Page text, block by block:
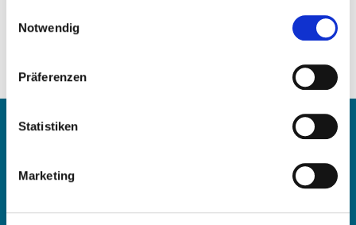
Notwendig
Präferenzen
Statistiken
Marketing
Vergleichsnummern:
366 180 11 65
Kontakt
OE Germany GmbH
73730 Esslingen am Neckar​